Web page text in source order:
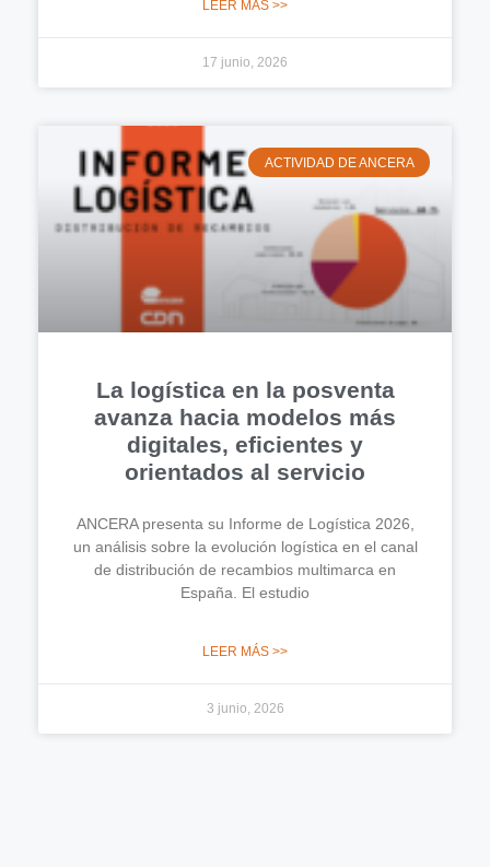
LEER MÁS >>
17 junio, 2026
ACTIVIDAD DE ANCERA
La logística en la posventa
avanza hacia modelos más
digitales, eficientes y
orientados al servicio
ANCERA presenta su Informe de Logística 2026,
un análisis sobre la evolución logística en el canal
de distribución de recambios multimarca en
España. El estudio
LEER MÁS >>
3 junio, 2026